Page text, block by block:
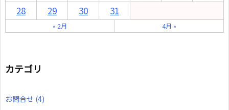
28
29 30 31
« 2月 4月 »
カテゴリ
お問合せ (4)